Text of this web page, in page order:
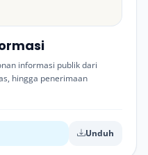
informasi publik dari
hingga penerimaan
Unduh